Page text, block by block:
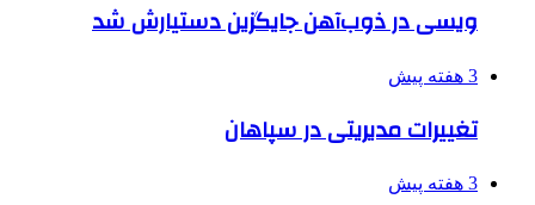
ویسی در ذوب‌آهن جایگزین دستیارش شد
3 هفته پیش
تغییرات مدیریتی در سپاهان
3 هفته پیش